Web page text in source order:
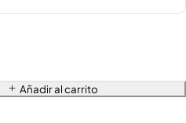
Añadir al carrito